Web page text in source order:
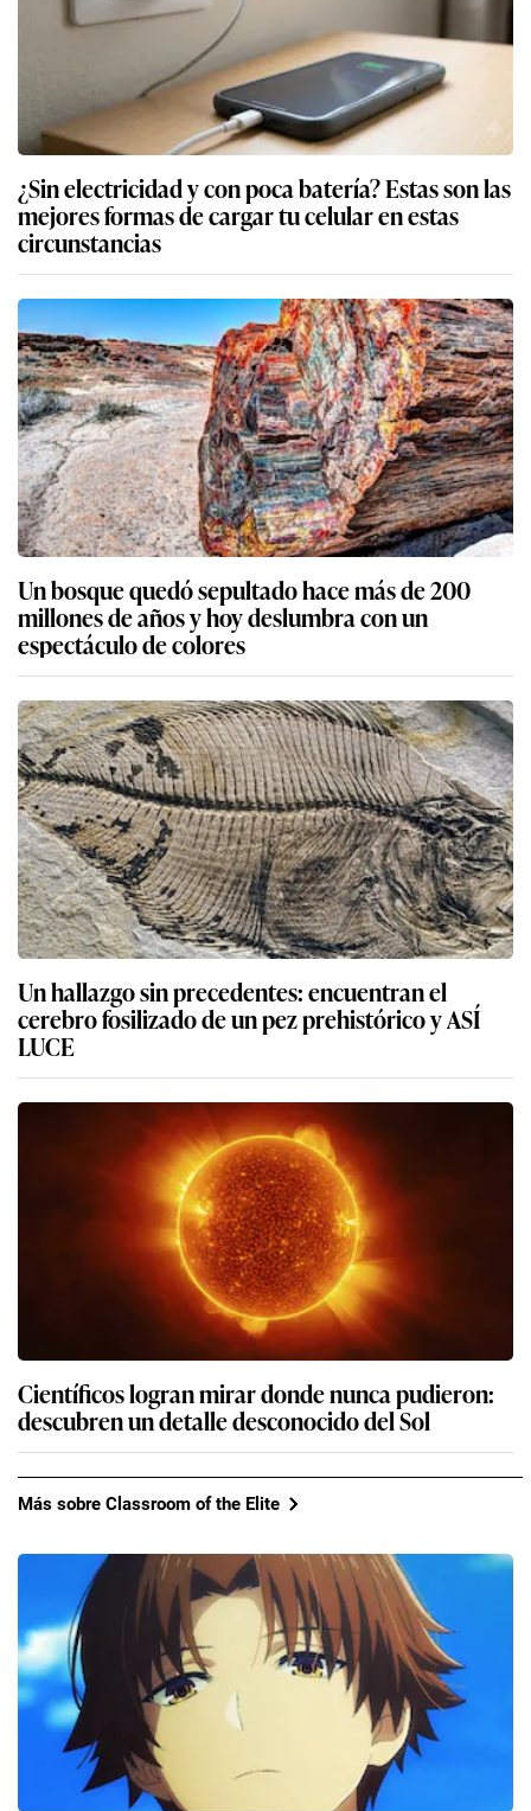
¿Sin electricidad y con poca batería? Estas son las
mejores formas de cargar tu celular en estas
circunstancias
Un bosque quedó sepultado hace más de 200
millones de años y hoy deslumbra con un
espectáculo de colores
Un hallazgo sin precedentes: encuentran el
cerebro fosilizado de un pez prehistórico y ASÍ
LUCE
Científicos logran mirar donde nunca pudieron:
descubren un detalle desconocido del Sol
Más sobre Classroom of the Elite